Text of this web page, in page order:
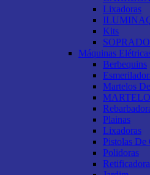
Lixadoras
Kits
Máquinas
Berbequins
Martelos
Plainas
Lixadoras
Pistolas De
Polidoras